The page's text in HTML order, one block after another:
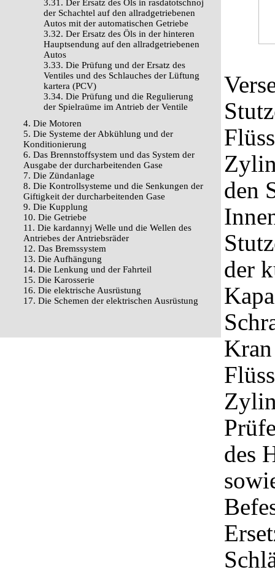
3.31. Der Ersatz des Öls in rasdatotschnoj
der Schachtel auf den allradgetriebenen
Autos mit der automatischen Getriebe
3.32. Der Ersatz des Öls in der hinteren
Hauptsendung auf den allradgetriebenen
Autos
3.33. Die Prüfung und der Ersatz des
Ventiles und des Schlauches der Lüftung
kartera (PCV)
3.34. Die Prüfung und die Regulierung
der Spielraüme im Antrieb der Ventile
4. Die Motoren
5. Die Systeme der Abkühlung und der
Konditionierung
6. Das Brennstoffsystem und das System der
Ausgabe der durcharbeitenden Gase
7. Die Zündanlage
8. Die Kontrollsysteme und die Senkungen der
Giftigkeit der durcharbeitenden Gase
9. Die Kupplung
10. Die Getriebe
11. Die kardannyj Welle und die Wellen des
Antriebes der Antriebsräder
12. Das Bremssystem
13. Die Aufhängung
14. Die Lenkung und der Fahrteil
15. Die Karosserie
16. Die elektrische Ausrüstung
17. Die Schemen der elektrischen Ausrüstung
den
der
des